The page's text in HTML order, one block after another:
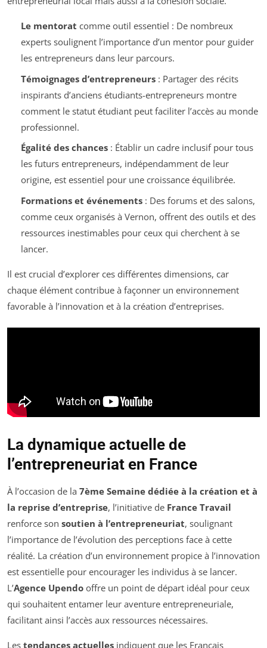
Le mentorat comme outil essentiel : De nombreux
experts soulignent l’importance d’un mentor pour guider
les entrepreneurs dans leur parcours.
Témoignages d’entrepreneurs: Partager des récits
inspirants d’anciens étudiants-entrepreneurs montre
comment le statut étudiant peut faciliter l’accès au monde
professionnel.
Égalité des chances: Établir un cadre inclusif pour tous
les futurs entrepreneurs, indépendamment de leur
origine, est essentiel pour une croissance équilibrée.
Formations et événements: Des forums et des salons,
comme ceux organisés à Vernon, offrent des outils et des
ressources inestimables pour ceux qui cherchent à se
lancer.
Il est crucial d’explorer ces différentes dimensions, car
chaque élément contribue à façonner un environnement
favorable à l’innovation et à la création d’entreprises.
La dynamique actuelle de
l’entrepreneuriat en France
À l’occasion de la 7ème Semaine dédiée à la création et à
la reprise d’entreprise, l’initiative de France Travail
renforce son soutien à l’entrepreneuriat, soulignant
l’importance de l’évolution des perceptions face à cette
réalité. La création d’un environnement propice à l’innovation
est essentielle pour encourager les individus à se lancer.
L’Agence Upendo offre un point de départ idéal pour ceux
qui souhaitent entamer leur aventure entrepreneuriale,
facilitant ainsi l’accès aux ressources nécessaires.
Les tendances actuelles indiquent que les Français